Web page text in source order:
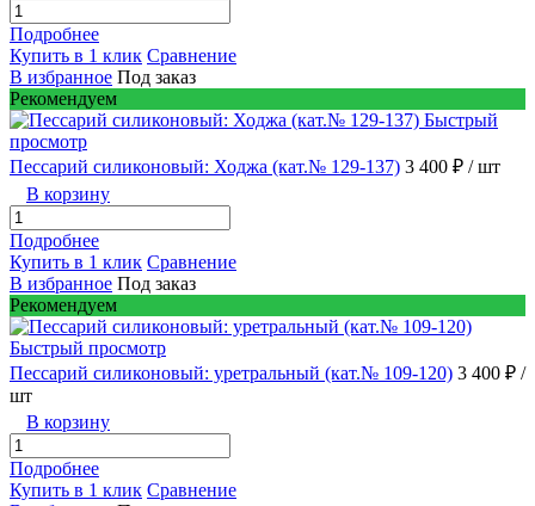
Подробнее
Купить в 1 клик Сравнение
В избранное Под заказ
Рекомендуем
Быстрый
просмотр
Пессарий силиконовый: Ходжа (кат.№ 129-137) 3 400 ₽ / шт
В корзину
Подробнее
Купить в 1 клик Сравнение
В избранное Под заказ
Рекомендуем
Быстрый просмотр
Пессарий силиконовый: уретральный (кат.№ 109-120) 3 400 ₽ /
шт
В корзину
Подробнее
Купить в 1 клик Сравнение